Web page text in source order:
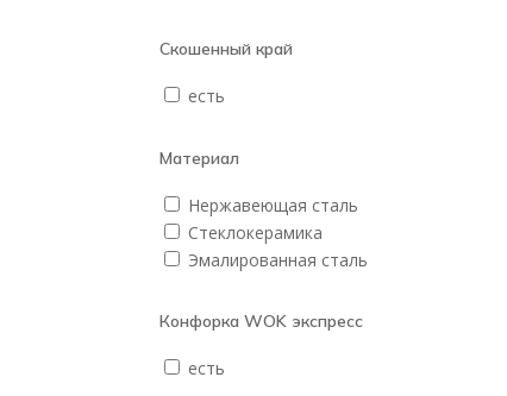
Скошенный край
есть
Материал
Нержавеющая сталь
Стеклокерамика
Эмалированная сталь
Конфорка WOK экспресс
есть